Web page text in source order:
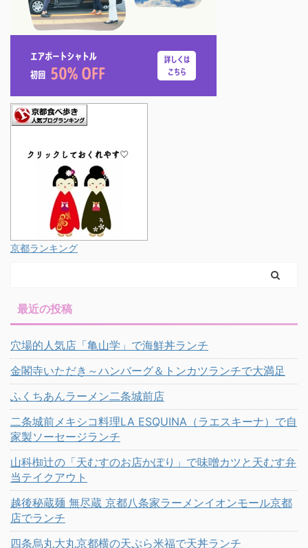
京都ランキング
最近の投稿
穴場的人気店「亀山学」で海鮮丼ランチ
金閣寺いただき～ハンバーグ＆トンカツランチで大満足
ふくちあんラーメン二条城前店
二条城前メキシコ料理LA ESQUINA（ラエスキーナ）で自
家製ソーセージランチ
山科椥辻の「天むすのお店かぽり」で味噌カツと天むす弁
当テイクアウト
越後秘蔵麺 無尽蔵 京都八条家ラーメンイオンモール京都
店でランチ
四条烏丸大丸京都横の天ぷら米福で天丼ランチ